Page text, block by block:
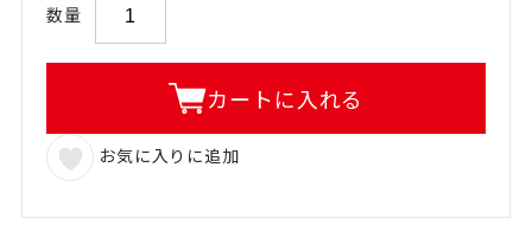
数量
カートに入れる
お気に入りに追加